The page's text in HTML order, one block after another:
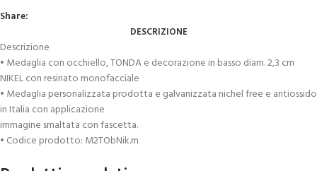
Share:
DESCRIZIONE
Descrizione
• Medaglia con occhiello, TONDA e decorazione in basso diam. 2,3 cm
NIKEL con resinato monofacciale
• Medaglia personalizzata prodotta e galvanizzata nichel free e antiossido
in Italia con applicazione
immagine smaltata con fascetta.
• Codice prodotto: M2TObNik.m